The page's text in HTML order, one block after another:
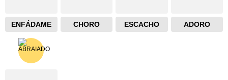
ENFÁDAME CHORO ESCACHO ADORO